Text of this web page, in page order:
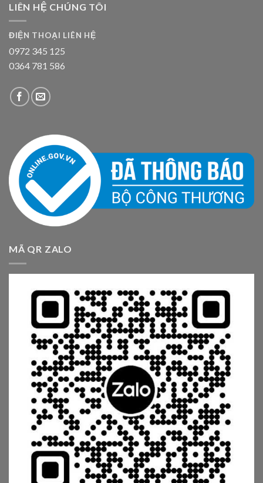
LIÊN HỆ CHÚNG TÔI
ĐIỆN THOẠI LIÊN HỆ
0972 345 125
0364 781 586
MÃ QR ZALO